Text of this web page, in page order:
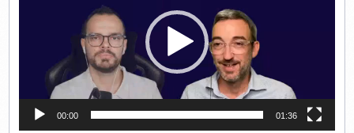
00:00 01:36